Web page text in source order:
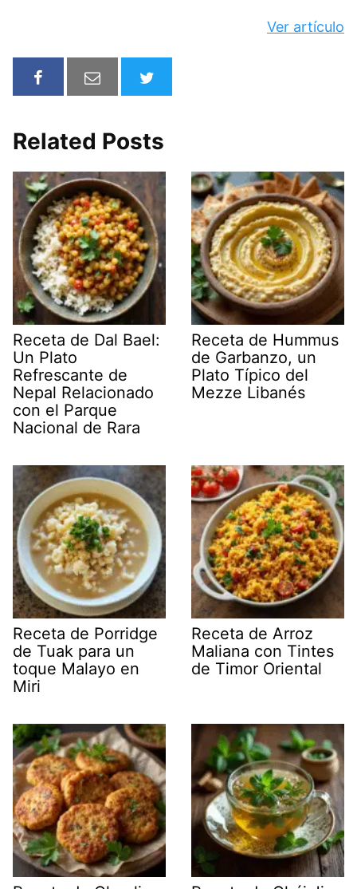
Ver artículo
Related Posts
Receta de Dal Bael:
Un Plato
Refrescante de
Nepal Relacionado
con el Parque
Nacional de Rara
Receta de Hummus
de Garbanzo, un
Plato Típico del
Mezze Libanés
Receta de Porridge
de Tuak para un
toque Malayo en
Miri
Receta de Arroz
Maliana con Tintes
de Timor Oriental